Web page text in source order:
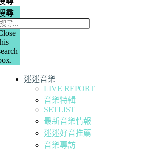
尋
迷迷音樂
LIVE REPORT
音樂特輯
SETLIST
最新音樂情報
迷迷好音推薦
音樂專訪